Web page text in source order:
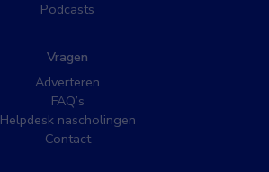
Podcasts
Vragen
Adverteren
FAQ’s
Helpdesk nascholingen
Contact